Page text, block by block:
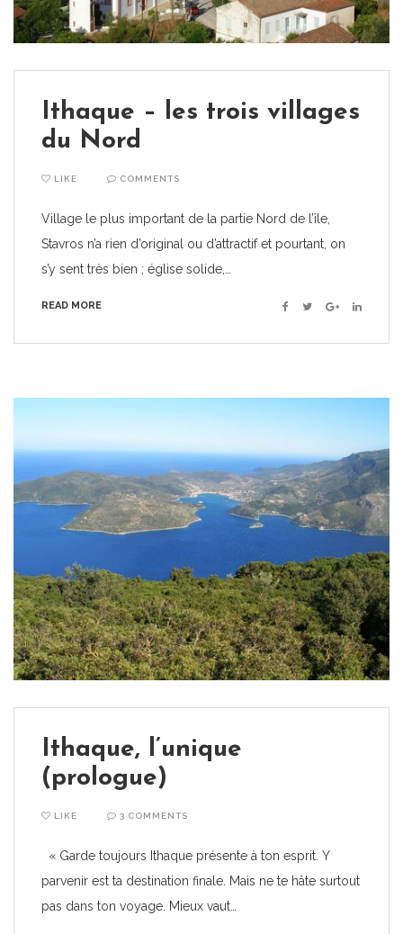
Ithaque – les trois villages
du Nord
LIKE COMMENTS
Village le plus important de la partie Nord de l’île,
Stavros n’a rien d’original ou d’attractif et pourtant, on
s’y sent très bien ; église solide,…
READ MORE Facebook
TwitterGoogle+Linkedin
Ithaque, l’unique
(prologue)
LIKE 3 COMMENTS
« Garde toujours Ithaque présente à ton esprit. Y
parvenir est ta destination finale. Mais ne te hâte surtout
pas dans ton voyage. Mieux vaut…